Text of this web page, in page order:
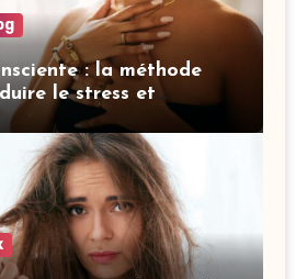
: la méthode
le stress et
sommeil